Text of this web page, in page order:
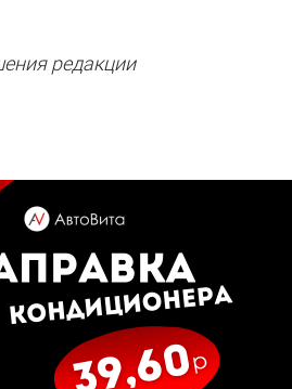
редакции